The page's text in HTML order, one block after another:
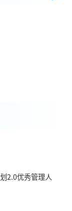
2.0优秀管理人